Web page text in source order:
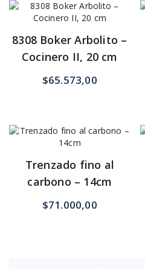
8308 Boker Arbolito –
Cocinero II, 20 cm
$65.573,00
Trenzado fino al
carbono – 14cm
$71.000,00